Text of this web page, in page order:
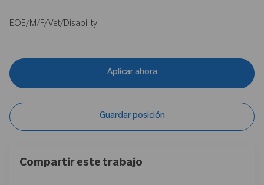
EOE/M/F/Vet/Disability
Aplicar ahora
Guardar posición
Compartir este trabajo